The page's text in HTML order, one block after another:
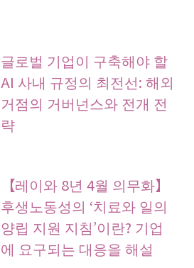
글로벌 기업이 구축해야 할
AI 사내 규정의 최전선: 해외
거점의 거버넌스와 전개 전
략
【레이와 8년 4월 의무화】
후생노동성의 ‘치료와 일의
양립 지원 지침’이란? 기업
에 요구되는 대응을 해설